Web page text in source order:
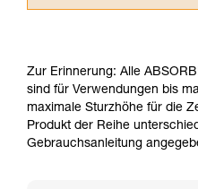
ziehen. Um diese
verstehen zu
der
Informationen
Die Beherrschung
Zur Erinnerung: Alle
sind für Verwendungen bis
maximale Sturzhöhe für die
Produkt der Reihe
Gebrauchsanleitung